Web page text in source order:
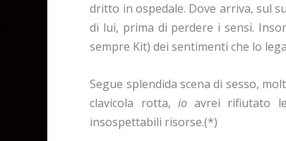
dritto in ospedale. Dove arriva, sul
di lui, prima di perdere i sensi.
sempre Kit) dei sentimenti che lo
Segue splendida scena di sesso,
clavicola rotta, ioavrei rifiutato le
insospettabili risorse.(*)